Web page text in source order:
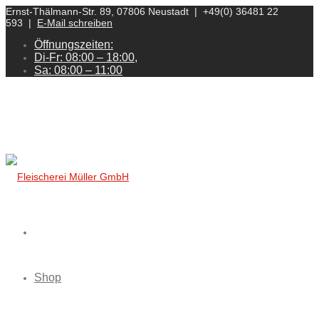
Ernst-Thälmann-Str. 89, 07806 Neustadt | +49(0) 36481 22
593 | E-Mail schreiben
Öffnungszeiten:
Di-Fr: 08:00 – 18:00,
Sa: 08:00 – 11:00
Shop